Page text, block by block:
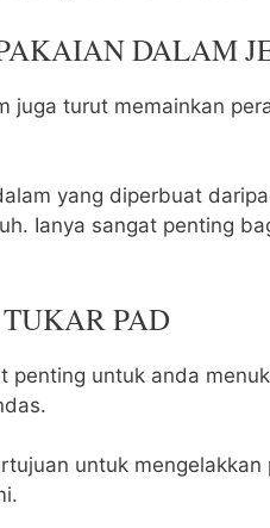
DALAM
juga turut memainkan
yang diperbuat
Ianya sangat penting
PAD
penting untuk anda
untuk